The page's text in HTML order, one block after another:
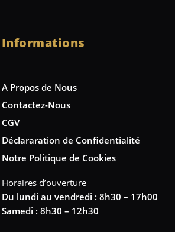
Informations
A Propos de Nous
Contactez-Nous
CGV
Déclararation de Confidentialité
Notre Politique de Cookies
Horaires d’ouverture
Du lundi au vendredi : 8h30 – 17h00
Samedi : 8h30 – 12h30